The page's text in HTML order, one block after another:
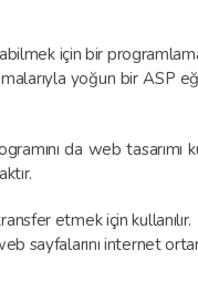
için bir
yoğun bir ASP
da web tasarımı
etmek için kullanılır.
sayfalarını internet